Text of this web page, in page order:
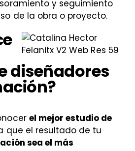
y seguimiento
de la obra o proyecto.
diseñadores
el mejor estudio de
que el resultado de tu
sea el más